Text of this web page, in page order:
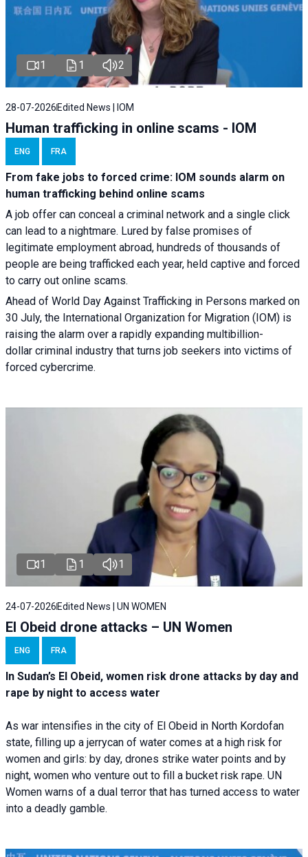
1 1 2
28-07-2026 Edited News | IOM
Human trafficking in online scams - IOM
ENG FRA
From fake jobs to forced crime: IOM sounds alarm on
human trafficking behind online scams
A job offer can conceal a criminal network and a single click
can lead to a nightmare. Lured by false promises of
legitimate employment abroad, hundreds of thousands of
people are being trafficked each year, held captive and forced
to carry out online scams.
Ahead of World Day Against Trafficking in Persons marked on
30 July, the International Organization for Migration (IOM) is
raising the alarm over a rapidly expanding multibillion-
dollar criminal industry that turns job seekers into victims of
forced cybercrime.
1 1 1
24-07-2026Edited News | UN WOMEN
El Obeid drone attacks – UN Women
ENG FRA
In Sudan’s El Obeid, women risk drone attacks by day and
rape by night to access water
As war intensifies in the city of El Obeid in North Kordofan
state, filling up a jerrycan of water comes at a high risk for
women and girls: by day, drones strike water points and by
night, women who venture out to fill a bucket risk rape. UN
Women warns of a dual terror that has turned access to water
into a deadly gamble.